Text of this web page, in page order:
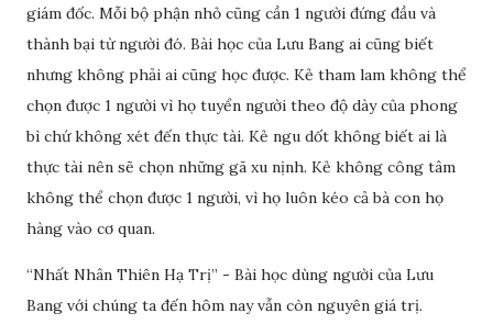
giám đốc. Mỗi bộ phận nhỏ cũng cần 1 người đứng đầu và
thành bại từ người đó. Bài học của Lưu Bang ai cũng biết
nhưng không phải ai cũng học được. Kẻ tham lam không thể
chọn được 1 người vì họ tuyển người theo độ dày của phong
bì chứ không xét đến thực tài. Kẻ ngu dốt không biết ai là
thực tài nên sẽ chọn những gã xu nịnh. Kẻ không công tâm
không thể chọn được 1 người, vì họ luôn kéo cả bà con họ
hàng vào cơ quan.
“Nhất Nhân Thiên Hạ Trị” - Bài học dùng người của Lưu
Bang với chúng ta đến hôm nay vẫn còn nguyên giá trị.